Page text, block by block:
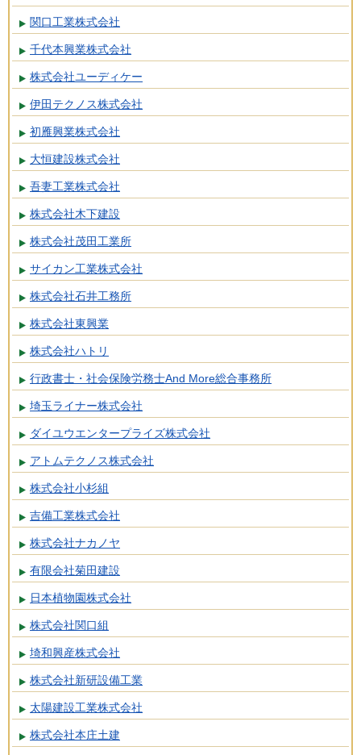
関口工業株式会社
千代本興業株式会社
株式会社ユーディケー
伊田テクノス株式会社
初雁興業株式会社
大恒建設株式会社
吾妻工業株式会社
株式会社木下建設
株式会社茂田工業所
サイカン工業株式会社
株式会社石井工務所
株式会社東興業
株式会社ハトリ
行政書士・社会保険労務士And More総合事務所
埼玉ライナー株式会社
ダイユウエンタープライズ株式会社
アトムテクノス株式会社
株式会社小杉組
吉備工業株式会社
株式会社ナカノヤ
有限会社菊田建設
日本植物園株式会社
株式会社関口組
埼和興産株式会社
株式会社新研設備工業
太陽建設工業株式会社
株式会社本庄土建